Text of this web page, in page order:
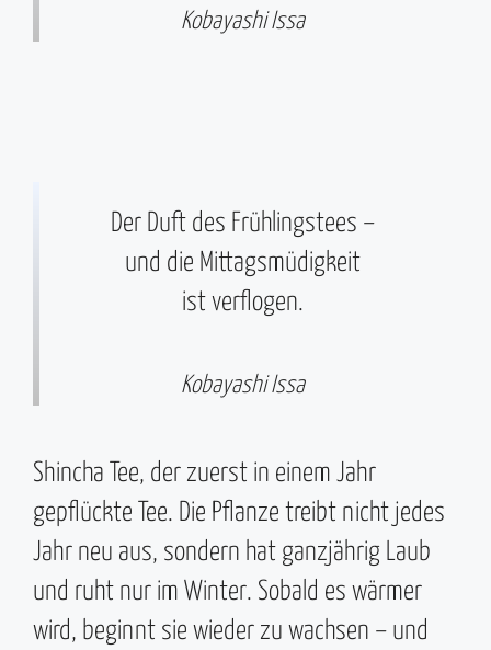
Kobayashi Issa
Der Duft des Frühlingstees –
und die Mittagsmüdigkeit
ist verflogen.
Kobayashi Issa
Shincha Tee, der zuerst in einem Jahr
gepflückte Tee. Die Pflanze treibt nicht jedes
Jahr neu aus, sondern hat ganzjährig Laub
und ruht nur im Winter. Sobald es wärmer
wird, beginnt sie wieder zu wachsen – und